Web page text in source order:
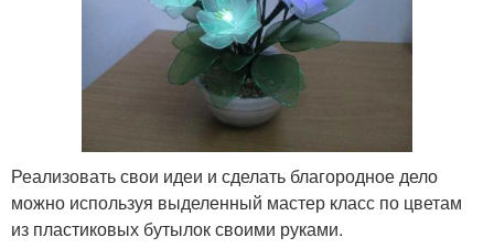
Попугай из
пластиковых бутылок
Кеша из пластиковых
бутылок
Пальма из пластиковых
бутылок
бутылок
Реализовать свои идеи и сделать благородное дело
можно используя выделенный мастер класс по цветам
из пластиковых бутылок своими руками.